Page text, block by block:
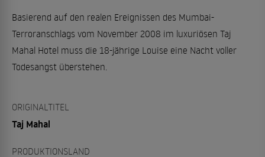
Basierend auf den realen Ereignissen des Mumbai-
Terroranschlags vom November 2008 im luxuriösen Taj
Mahal Hotel muss die 18-jährige Louise eine Nacht voller
Todesangst überstehen.
ORIGINALTITEL
Taj Mahal
PRODUKTIONSLAND